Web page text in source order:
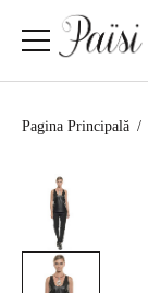
Pagina Principală /